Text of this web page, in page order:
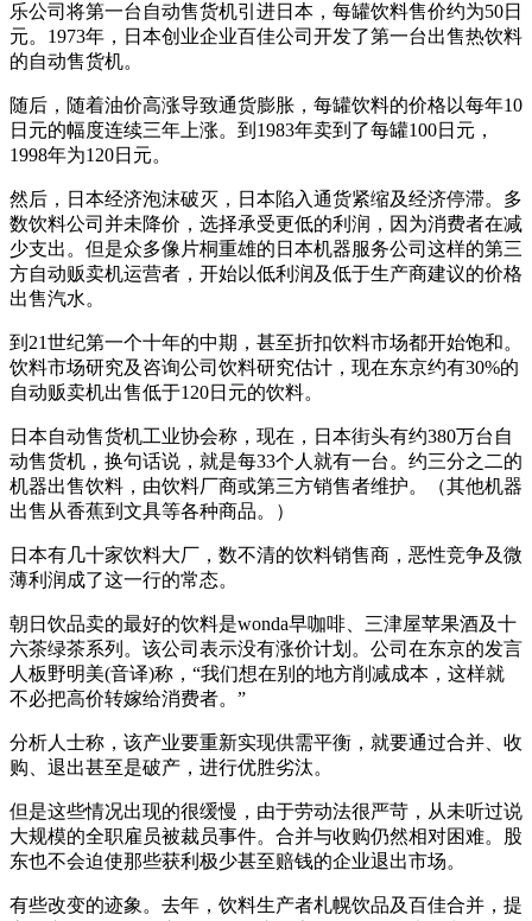
乐公司将第一台自动售货机引进日本，每罐饮料售价约为50日
元。1973年，日本创业企业百佳公司开发了第一台出售热饮料
的自动售货机。
随后，随着油价高涨导致通货膨胀，每罐饮料的价格以每年10
日元的幅度连续三年上涨。到1983年卖到了每罐100日元，
1998年为120日元。
然后，日本经济泡沫破灭，日本陷入通货紧缩及经济停滞。多
数饮料公司并未降价，选择承受更低的利润，因为消费者在减
少支出。但是众多像片桐重雄的日本机器服务公司这样的第三
方自动贩卖机运营者，开始以低利润及低于生产商建议的价格
出售汽水。
到21世纪第一个十年的中期，甚至折扣饮料市场都开始饱和。
饮料市场研究及咨询公司饮料研究估计，现在东京约有30%的
自动贩卖机出售低于120日元的饮料。
日本自动售货机工业协会称，现在，日本街头有约380万台自
动售货机，换句话说，就是每33个人就有一台。约三分之二的
机器出售饮料，由饮料厂商或第三方销售者维护。（其他机器
出售从香蕉到文具等各种商品。）
日本有几十家饮料大厂，数不清的饮料销售商，恶性竞争及微
薄利润成了这一行的常态。
朝日饮品卖的最好的饮料是wonda早咖啡、三津屋苹果酒及十
六茶绿茶系列。该公司表示没有涨价计划。公司在东京的发言
人板野明美(音译)称，“我们想在别的地方削减成本，这样就
不必把高价转嫁给消费者。”
分析人士称，该产业要重新实现供需平衡，就要通过合并、收
购、退出甚至是破产，进行优胜劣汰。
但是这些情况出现的很缓慢，由于劳动法很严苛，从未听过说
大规模的全职雇员被裁员事件。合并与收购仍然相对困难。股
东也不会迫使那些获利极少甚至赔钱的企业退出市场。
有些改变的迹象。去年，饮料生产者札幌饮品及百佳合并，提